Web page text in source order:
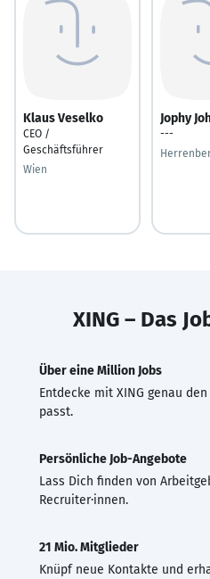
Klaus Veselko
CEO /
Geschäftsführer
Wien
Jophy
---
XING – Das
Über eine Million Jobs
Entdecke mit XING genau
passt.
Persönliche Job-Angebote
Lass Dich finden von
Recruiter·innen.
21 Mio. Mitglieder
Knüpf neue Kontakte und